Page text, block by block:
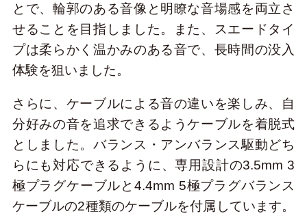
とで、輪郭のある音像と明瞭な音場感を両立さ
せることを目指しました。また、スエードタイ
プは柔らかく温かみのある音で、長時間の没入
体験を狙いました。
さらに、ケーブルによる音の違いを楽しみ、自
分好みの音を追求できるようケーブルを着脱式
としました。バランス・アンバランス駆動どち
らにも対応できるように、専用設計の3.5mm 3
極プラグケーブルと4.4mm 5極プラグバランス
ケーブルの2種類のケーブルを付属しています。